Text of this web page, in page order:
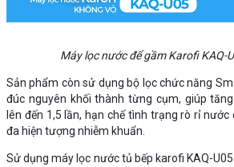
Máy lọc nước để gầm Karofi KAQ-
Sản phẩm còn sử dụng bộ lọc chức năng
đúc nguyên khối thành từng cụm, giúp
lên đến 1,5 lần, hạn chế tình trạng rò rỉ
đa hiện tượng nhiễm khuẩn.
Sử dụng máy lọc nước tủ bếp karofi KAQ-